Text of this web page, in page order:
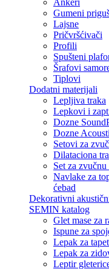
Ankeri
Gumeni
Lajsne
Pričvršćivači
Profili
Spušteni
Šrafovi
Tiplovi
Dodatni materijali
Lepljiva traka
Lepkovi i
Dozne
Dozne
Setovi za
Dilataciona
Set za
Navlake za
ćebad
Dekorativni
SEMIN katalog
Glet mase za
Ispune za
Lepak za
Lepak za
Leptir